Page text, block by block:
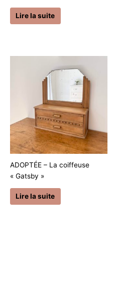
Lire la suite
ADOPTÉE – La coiffeuse
« Gatsby »
Lire la suite